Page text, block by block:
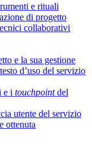
e rituali
di progetto
collaborativi
e la sua gestione
d’uso del servizio
e i touchpointdel
utente del servizio
ottenuta